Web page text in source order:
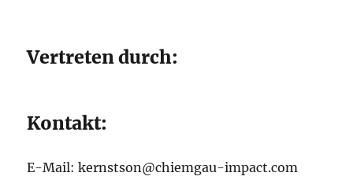
Vertreten durch:
Kontakt:
E-Mail: kernstson@chiemgau-impact.com